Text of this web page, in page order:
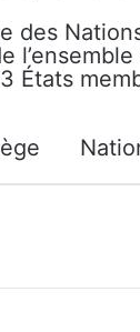
des
l’ensemble
États